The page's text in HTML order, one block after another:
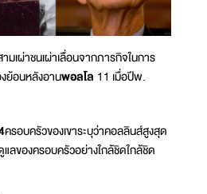
มเผ่าชนเผ่าเลื่อนจากภารกิจในการ
ย้อนหลังอานพอลโล 11 เมื่อปีพ.
ครอบครัวของเขาระบุว่าคอลลินส์สูงสุด
แลของครอบครัวอย่างใกล้ชิดใกล้ชิด